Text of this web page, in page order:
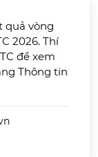
quả vòng
2026. Thí
để xem
Thông tin